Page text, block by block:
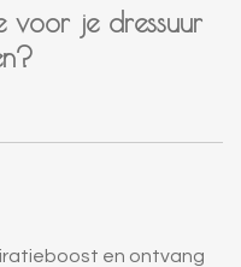
voor je dressuur
en ontvang